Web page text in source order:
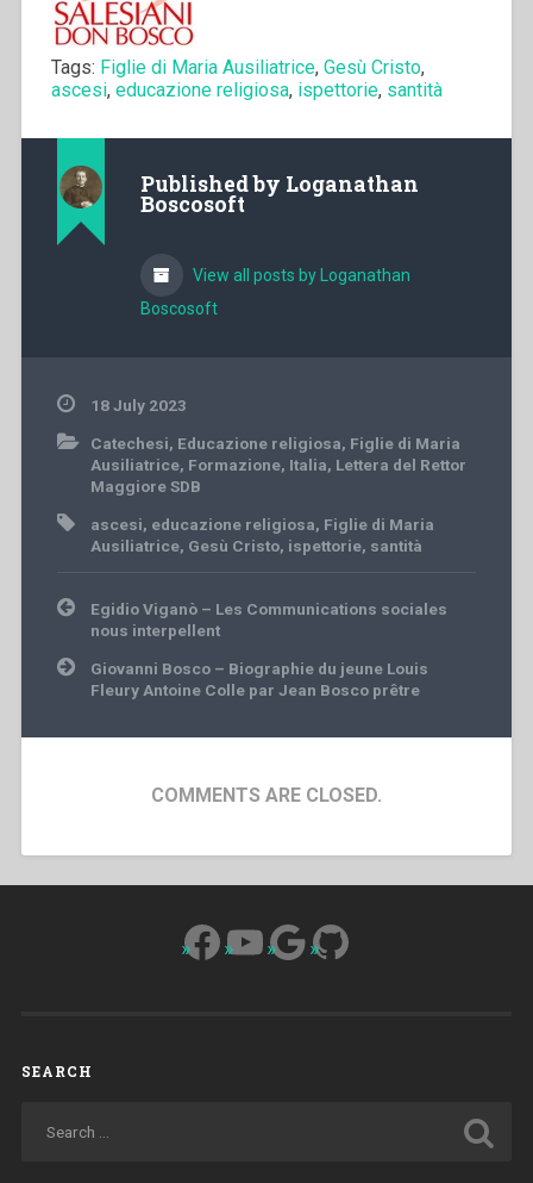
Tags: Figlie di Maria Ausiliatrice, Gesù Cristo,
ascesi, educazione religiosa, ispettorie, santità
Published by Loganathan
Boscosoft
View all posts by Loganathan
Boscosoft
18 July 2023
Catechesi, Educazione religiosa, Figlie di Maria
Ausiliatrice, Formazione, Italia, Lettera del Rettor
Maggiore SDB
ascesi, educazione religiosa, Figlie di Maria
Ausiliatrice, Gesù Cristo, ispettorie, santità
Post
navigation
Egidio Viganò – Les Communications sociales
nous interpellent
Giovanni Bosco – Biographie du jeune Louis
Fleury Antoine Colle par Jean Bosco prêtre
COMMENTS ARE CLOSED.
Facebook
YouTube
Google
GitHub
SEARCH